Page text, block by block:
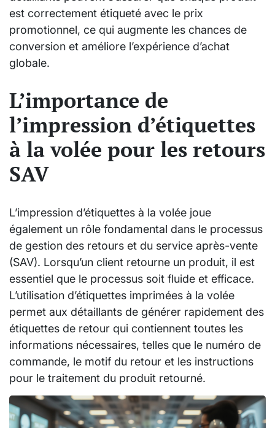
est correctement étiqueté avec le prix
promotionnel, ce qui augmente les chances de
conversion et améliore l’expérience d’achat
globale.
L’importance de
l’impression d’étiquettes
à la volée pour les retours
SAV
L’impression d’étiquettes à la volée joue
également un rôle fondamental dans le processus
de gestion des retours et du service après-vente
(SAV). Lorsqu’un client retourne un produit, il est
essentiel que le processus soit fluide et efficace.
L’utilisation d’étiquettes imprimées à la volée
permet aux détaillants de générer rapidement des
étiquettes de retour qui contiennent toutes les
informations nécessaires, telles que le numéro de
commande, le motif du retour et les instructions
pour le traitement du produit retourné.